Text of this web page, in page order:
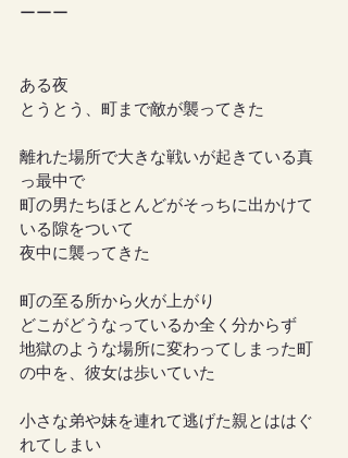
ーーー
ある夜
とうとう、町まで敵が襲ってきた
離れた場所で大きな戦いが起きている真
っ最中で
町の男たちほとんどがそっちに出かけて
いる隙をついて
夜中に襲ってきた
町の至る所から火が上がり
どこがどうなっているか全く分からず
地獄のような場所に変わってしまった町
の中を、彼女は歩いていた
小さな弟や妹を連れて逃げた親とははぐ
れてしまい